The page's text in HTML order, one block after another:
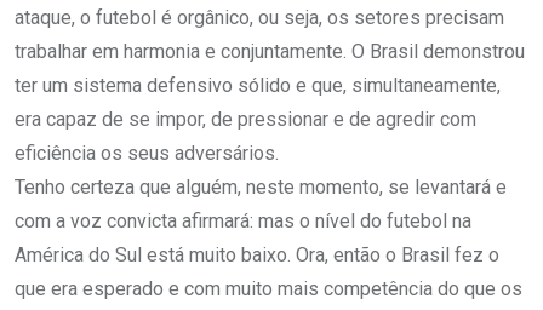
ataque, o futebol é orgânico, ou seja, os setores precisam
trabalhar em harmonia e conjuntamente. O Brasil demonstrou
ter um sistema defensivo sólido e que, simultaneamente,
era capaz de se impor, de pressionar e de agredir com
eficiência os seus adversários.
Tenho certeza que alguém, neste momento, se levantará e
com a voz convicta afirmará: mas o nível do futebol na
América do Sul está muito baixo. Ora, então o Brasil fez o
que era esperado e com muito mais competência do que os